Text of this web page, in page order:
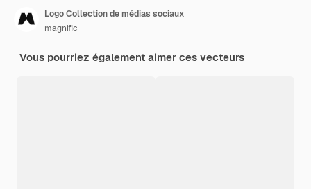
Logo Collection de médias sociaux
magnific
Vous pourriez également aimer ces vecteurs